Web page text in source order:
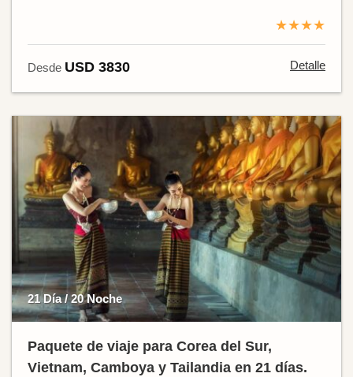
★★★★
Desde USD 3830 Detalle
21 Día / 20 Noche
Paquete de viaje para Corea del Sur,
Vietnam, Camboya y Tailandia en 21 días.